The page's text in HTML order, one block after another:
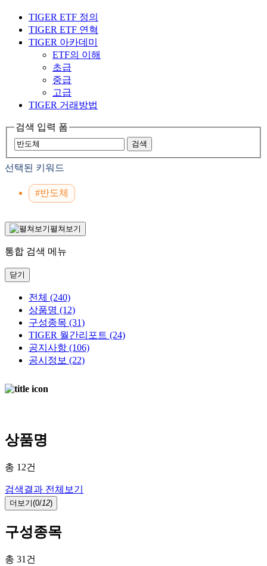
TIGER ETF 정의
TIGER ETF 연혁
TIGER 아카데미
ETF의 이해
초급
중급
고급
TIGER 거래방법
검색 입력 폼
검색
선택된 키워드
#반도체
펼쳐보기
통합 검색 메뉴
닫기
전체 (240)
상품명 (12)
구성종목 (31)
TIGER 월간리포트 (24)
공지사항 (106)
공시정보 (22)
상품명
총 12건
검색결과 전체보기
더보기(0/12)
구성종목
총 31 건